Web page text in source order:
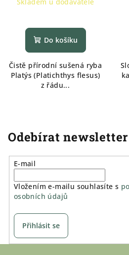
hodnocení
produktu
z
5
hvězdiček.
Do košíku
Čistě přírodní sušená ryba
Platýs (Platichthys flesus)
z řádu...
Odebírat newsletter
E-mail
Vložením e-mailu souhlasíte s
osobních údajů
Přihlásit se